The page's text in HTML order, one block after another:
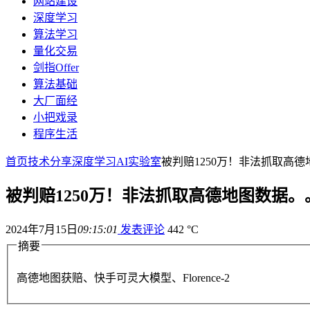
深度学习
算法学习
量化交易
剑指Offer
算法基础
大厂面经
小把戏录
程序生活
首页技术分享深度学习AI实验室被判赔1250万！非法抓取高德
被判赔1250万！非法抓取高德地图数据。
2024年7月15日 09:15:01 发表评论 442 °C
摘要
高德地图获赔、快手可灵大模型、Florence-2